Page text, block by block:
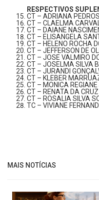
RESPECTIVOS
CT – ADRIANA
CT – CLAELMA
CT – DAIANE
CT – ELISANGELA
CT – HELENO ROCHA
CT – JEFFERSON DE
CT – JOSE VALMIRO
CT – JOSELMA SILVA
CT – JURANDI
CT – KLEBER
CT – MONICA
CT – RENATA DA
CT – ROSALIA SILVA
TC – VIVIANE
MAIS NOTÍCIAS